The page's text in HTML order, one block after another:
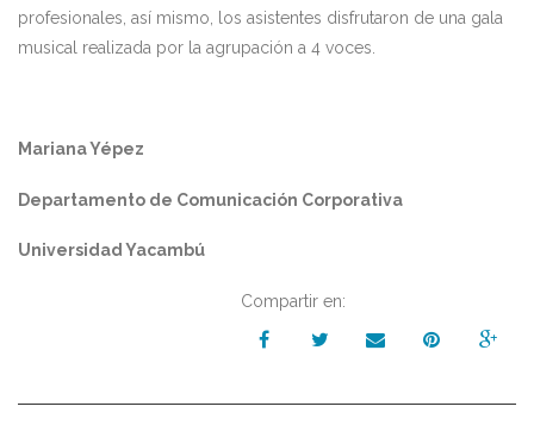
profesionales, así mismo, los asistentes disfrutaron de una gala
musical realizada por la agrupación a 4 voces.
Mariana Yépez
Departamento de Comunicación Corporativa
Universidad Yacambú
Compartir en: